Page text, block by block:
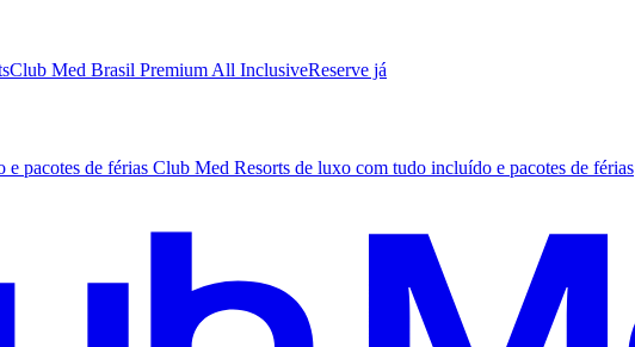
Club Med Brasil Premium All InclusiveReserve já
pacotes de férias Club Med Resorts de luxo com tudo incluído e pacotes de férias